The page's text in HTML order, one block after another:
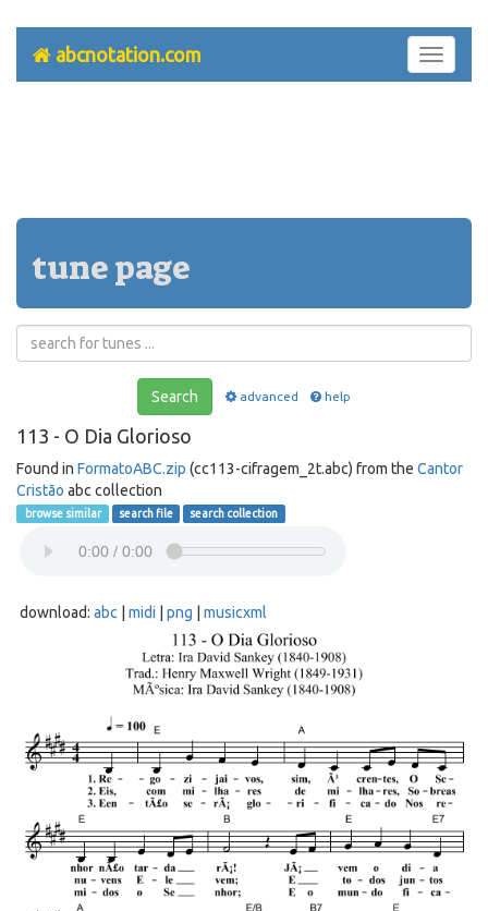
Toggle
abcnotation.com
tune page
Search advanced help
113 - O Dia Glorioso
Found in FormatoABC.zip (cc113-cifragem_2t.abc) from the Cantor
Cristão abc collection
browse similar search file search collection
download: abc midi png musicxml